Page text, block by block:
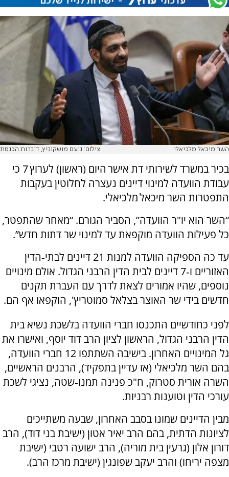
השר מיכאל מלכיאלי צילום: נועם מושקוביץ, דוברות הכנסת
בכיר במשרד לשירותי דת אישר היום (ראשון) לערוץ 7 כי
עבודת הוועדה למינוי דיינים נעצרה לחלוטין בעקבות
התפטרות השר מיכאל מלכיאלי.
“השר הוא יו"ר הוועדה”, הסביר הגורם. “מאחר שהתפטר,
כל פעילות הוועדה מוקפאת עד למינוי שר דתות חדש”.
עד כה הספיקה הוועדה למנות 21 דיינים לבתי‑הדין
האזוריים ו‑7 דיינים לבית הדין הרבני הגדול. אולם מינויים
נוספים, שהיו אמורים לצאת לדרך עם העברת תקנים
חדשים בידי שר האוצר בצלאל סמוטריץ', הוקפאו אף הם.
לפני כחודשיים התכנסו חברי הוועדה בלשכת נשיא בית
הדין הרבני הגדול, הראשון לציון הרב דוד יוסף, ואישרו את
גל המינויים האחרון. בישיבה השתתפו 12 חברי הוועדה,
בהם השר מלכיאלי (אז עדיין בתפקיד), הרבנים הראשיים,
השרה אורית סטרוק, ח"כ פנינה תמנו‑שטה, נציגי לשכת
עורכי הדין וטוענות רבניות.
מבין הדיינים שמונו בסבב האחרון, שבעה משתייכים
לציונות הדתית, בהם הרב יאיר אטון (ישיבת בני דוד), הרב
דורון אלון (גרעין בית מוריה), הרב ישועה רטבי (ישיבת
מצפה יריחו) והרב יעקב שפונגין (ישיבת מרכז הרב).